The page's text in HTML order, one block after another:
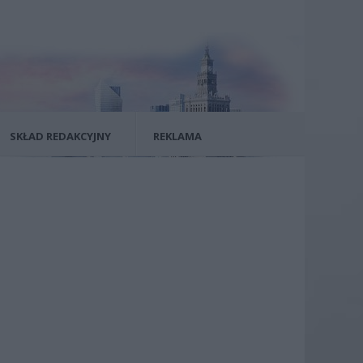
SKŁAD REDAKCYJNY REKLAMA